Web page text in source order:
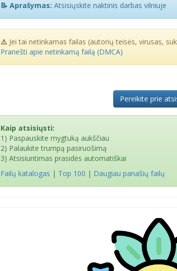
📝 Aprašymas: Atsisiųskite naktinis darbas vilniuje
⚠️ Jei tai netinkamas failas (autorių teisės, virusas,
Pranešti apie netinkamą failą (DMCA)
Pereikite prie
Kaip atsisiųsti:
1) Paspauskite mygtuką aukščiau
2) Palaukite trumpą pasiruošimą
3) Atsisiuntimas prasidės automatiškai
Failų katalogas | Top 100 | Daugiau panašių failų